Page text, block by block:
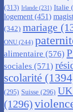
(313) Irlande (231) Italie
logement (451)
(342) mariage
ONU (244)
alimentaire (576)
sociales (571)
scolarité
(295) Suisse (296) UK
(1296)